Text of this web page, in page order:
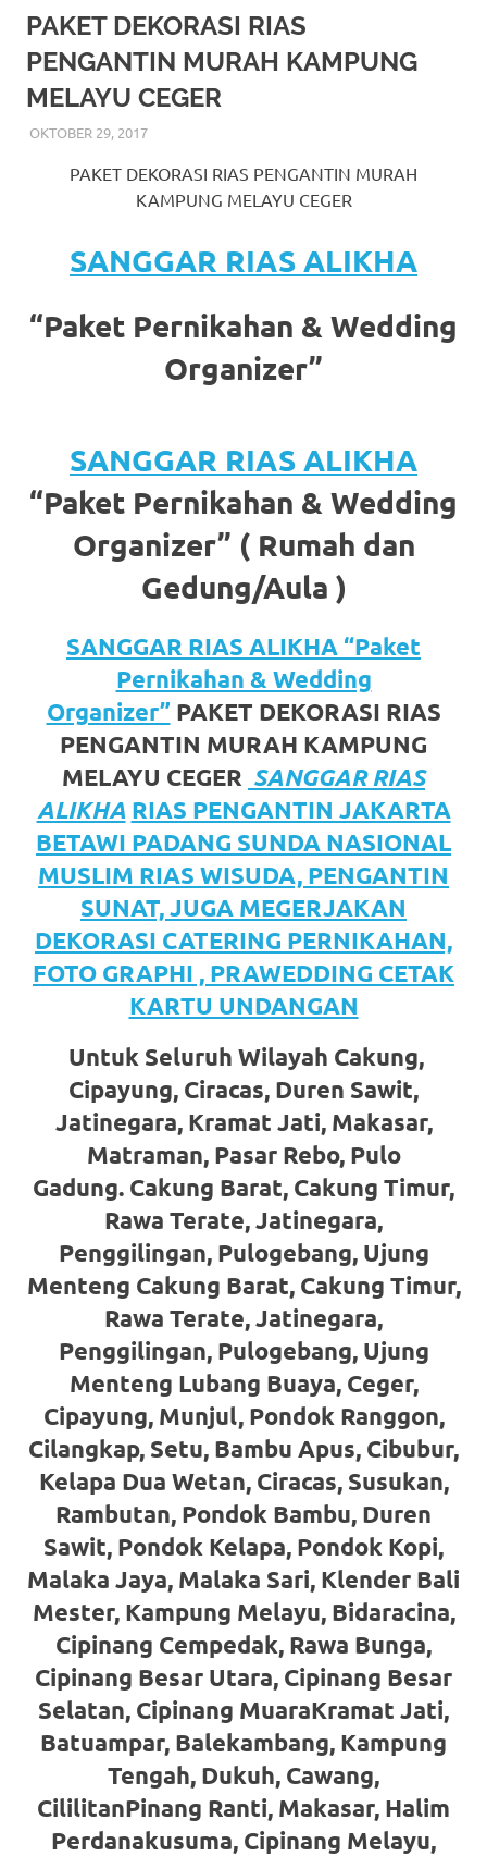
More
hints
rolex
replica.
https://www.watchesf.com.
To
about
https://www.watchesb.com.
guys
https://
comment
here
replica
watches.
replica
watches.
Hours
replica
rolex.
Discover
More
Here
loanswatches.com.
Wiht
80%
Discount
replica
watches.
click
fake
watches.
PAKET DEKORASI RIAS
PENGANTIN MURAH KAMPUNG
MELAYU CEGER
OKTOBER 29, 2017RIASALIKHA
BEKASI
RIAS PENGANTIN
PAKET DEKORASI RIAS PENGANTIN MURAH
KAMPUNG MELAYU CEGER
SANGGAR RIAS ALIKHA
“Paket Pernikahan & Wedding
Organizer”
SANGGAR RIAS ALIKHA
“Paket Pernikahan & Wedding
Organizer” ( Rumah dan
Gedung/Aula )
SANGGAR RIAS ALIKHA “Paket
Pernikahan & Wedding
Organizer” PAKET DEKORASI RIAS
PENGANTIN MURAH KAMPUNG
MELAYU CEGER SANGGAR RIAS
ALIKHA RIAS PENGANTIN JAKARTA
BETAWI PADANG SUNDA NASIONAL
MUSLIM RIAS WISUDA, PENGANTIN
SUNAT, JUGA MEGERJAKAN
DEKORASI CATERING PERNIKAHAN,
FOTO GRAPHI , PRAWEDDING CETAK
KARTU UNDANGAN
Untuk Seluruh Wilayah Cakung,
Cipayung, Ciracas, Duren Sawit,
Jatinegara, Kramat Jati, Makasar,
Matraman, Pasar Rebo, Pulo
Gadung. Cakung Barat, Cakung Timur,
Rawa Terate, Jatinegara,
Penggilingan, Pulogebang, Ujung
Menteng Cakung Barat, Cakung Timur,
Rawa Terate, Jatinegara,
Penggilingan, Pulogebang, Ujung
Menteng Lubang Buaya, Ceger,
Cipayung, Munjul, Pondok Ranggon,
Cilangkap, Setu, Bambu Apus, Cibubur,
Kelapa Dua Wetan, Ciracas, Susukan,
Rambutan, Pondok Bambu, Duren
Sawit, Pondok Kelapa, Pondok Kopi,
Malaka Jaya, Malaka Sari, Klender Bali
Mester, Kampung Melayu, Bidaracina,
Cipinang Cempedak, Rawa Bunga,
Cipinang Besar Utara, Cipinang Besar
Selatan, Cipinang MuaraKramat Jati,
Batuampar, Balekambang, Kampung
Tengah, Dukuh, Cawang,
CililitanPinang Ranti, Makasar, Halim
Perdanakusuma, Cipinang Melayu,